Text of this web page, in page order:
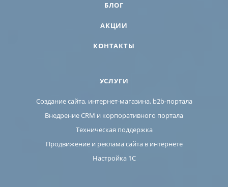
БЛОГ
АКЦИИ
КОНТАКТЫ
УСЛУГИ
Создание сайта, интернет-магазина, b2b-портала
Внедрение CRM и корпоративного портала
Техническая поддержка
Продвижение и реклама сайта в интернете
Настройка 1С